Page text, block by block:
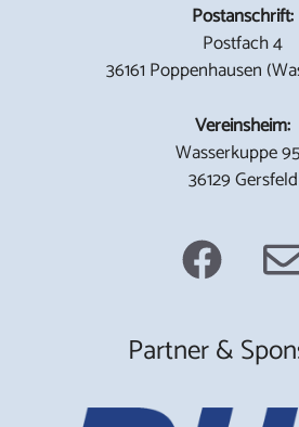
Postanschrift:
Postfach 4
36161 Poppenhausen
Vereinsheim:
Wasserkuppe
36129 Gersfeld
Partner &